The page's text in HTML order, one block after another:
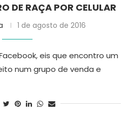
DE RAÇA POR CELULAR
1 de agosto de 2016
eis que encontro um
num grupo de venda e